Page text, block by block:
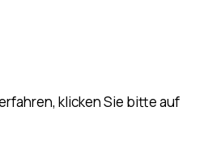
klicken Sie bitte auf